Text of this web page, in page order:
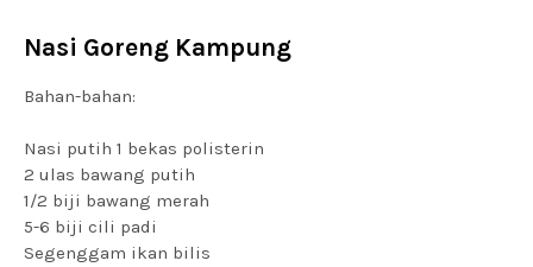
Nasi Goreng Kampung
Bahan-bahan:
Nasi putih 1 bekas polisterin
2 ulas bawang putih
1/2 biji bawang merah
5-6 biji cili padi
Segenggam ikan bilis